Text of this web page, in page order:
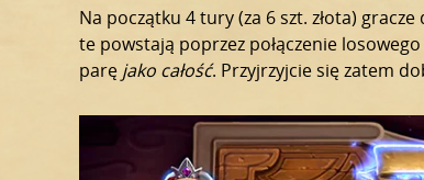
Na początku 4 tury (za 6 szt. złota)
te powstają poprzez połączenie
parę jako całość. Przyjrzyjcie się zatem